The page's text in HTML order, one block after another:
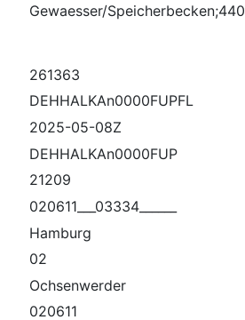
Gewaesser/Speicherbecken;440
261363
DEHHALKAn0000FUPFL
2025-05-08Z
DEHHALKAn0000FUP
21209
020611___03334______
Hamburg
02
Ochsenwerder
020611